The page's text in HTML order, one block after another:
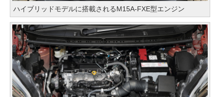
ハイブリッドモデルに搭載されるM15A-FXE型エンジン